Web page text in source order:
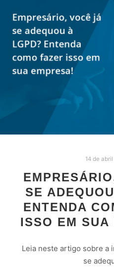
14 de
SE
ENTENDA
ISSO EM SUA
Leia neste artigo sobre a
se